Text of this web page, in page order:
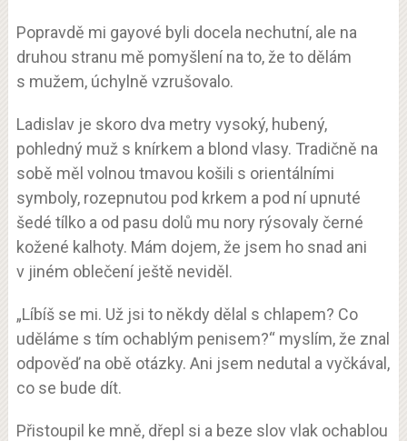
Popravdě mi gayové byli docela nechutní, ale na
druhou stranu mě pomyšlení na to, že to dělám
s mužem, úchylně vzrušovalo.
Ladislav je skoro dva metry vysoký, hubený,
pohledný muž s knírkem a blond vlasy. Tradičně na
sobě měl volnou tmavou košili s orientálními
symboly, rozepnutou pod krkem a pod ní upnuté
šedé tílko a od pasu dolů mu nory rýsovaly černé
kožené kalhoty. Mám dojem, že jsem ho snad ani
v jiném oblečení ještě neviděl.
„Líbíš se mi. Už jsi to někdy dělal s chlapem? Co
uděláme s tím ochablým penisem?“ myslím, že znal
odpověď na obě otázky. Ani jsem nedutal a vyčkával,
co se bude dít.
Přistoupil ke mně, dřepl si a beze slov vlak ochablou